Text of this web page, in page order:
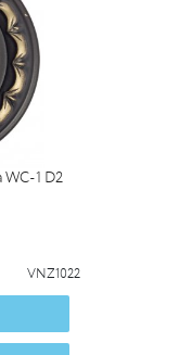
1 D2
VNZ1022